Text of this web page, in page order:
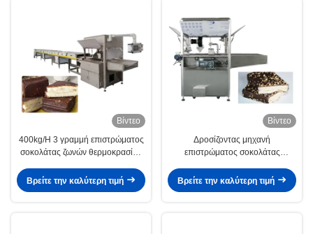
Βίντεο
400kg/H 3 γραμμή επιστρώματος
σοκολάτας ζωνών θερμοκρασίας
Βρείτε την καλύτερη τιμή
Βίντεο
Δροσίζοντας μηχανή
επιστρώματος σοκολάτας
θερμοκρασιών
Βρείτε την καλύτερη τιμή